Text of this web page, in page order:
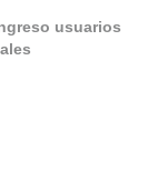
usuarios